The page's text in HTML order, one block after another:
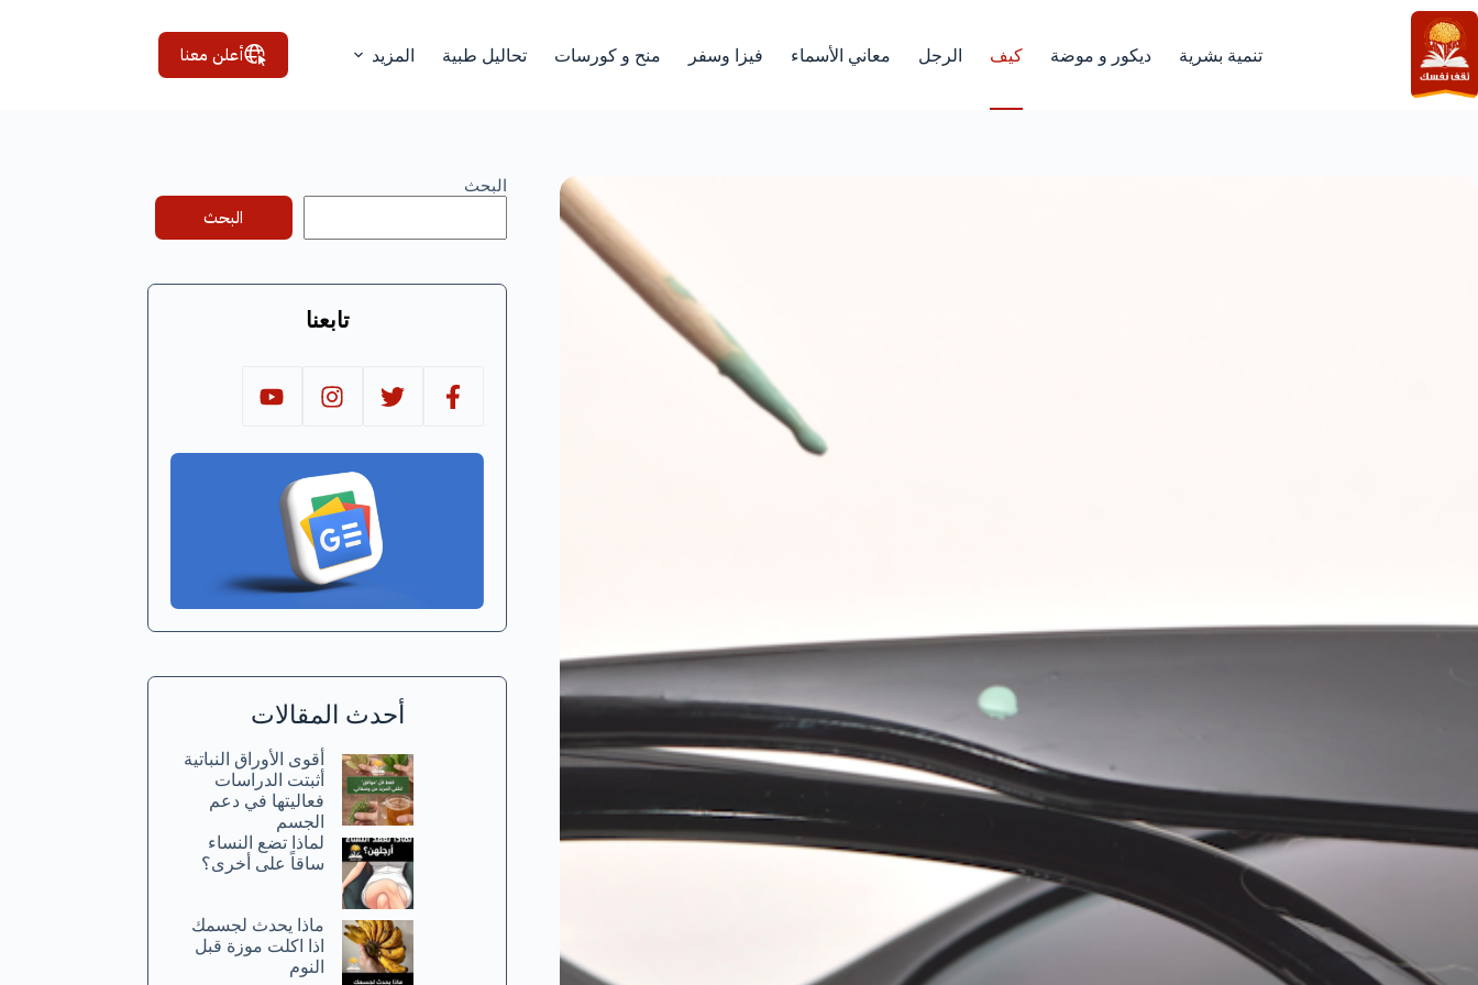
التجاوز
إلى
المحتوى
تنمية بشرية ديكور و موضة كيف الرجل معاني الأسماء فيزا وسفر منح و كورسات تحاليل طبية المزيد أعلن معنا
البحث
البحث
تابعنا
أحدث المقالات
أقوى الأوراق النباتية
أثبتت الدراسات
فعاليتها في دعم
الجسم
لماذا تضع النساء
ساقاً على أخرى؟
ماذا يحدث لجسمك
اذا اكلت موزة قبل
النوم